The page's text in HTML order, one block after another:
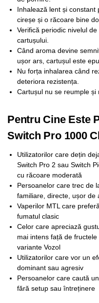
Inhalează lent și
cireșe și o răcoare bine
Verifică periodic nivelul
cartușului.
Când aroma devine
ușor ars, cartușul este
Nu forța inhalarea când
deteriora rezistența.
Cartușul nu se reumple și
Pentru Cine Este
Switch Pro 1000
Utilizatorilor care dețin
Switch Pro 2 sau Switch
cu răcoare moderată
Persoanelor care trec de
familiare, directe, ușor de
Vaperilor MTL care
fumatul clasic
Celor care apreciază
mai intens față de
variante Vozol
Utilizatorilor care vor un
dominant sau agresiv
Persoanelor care caută
fără setup sau întreținere